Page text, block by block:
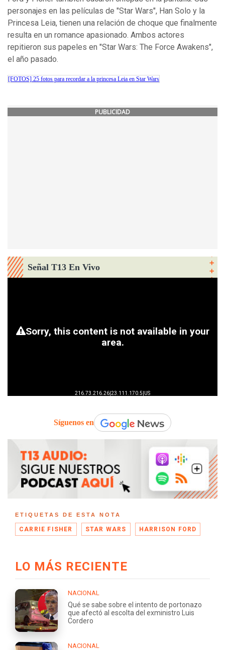
personajes en las películas de "Star Wars", Han Solo y la
Princesa Leia, tienen una relación de choque que finalmente
resulta en un romance apasionado. Ambos actores
repitieron sus papeles en "Star Wars: The Force Awakens",
el año pasado.
[FOTOS] 25 fotos para recordar a la princesa Leia en Star Wars
PUBLICIDAD
Señal T13 En Vivo
Síguenos en
ETIQUETAS DE ESTA NOTA
CARRIE FISHER STAR WARS HARRISON FORD
LO MÁS RECIENTE
NACIONAL
Qué se sabe sobre el intento de portonazo
que afectó al escolta del exministro Luis
Cordero
NACIONAL